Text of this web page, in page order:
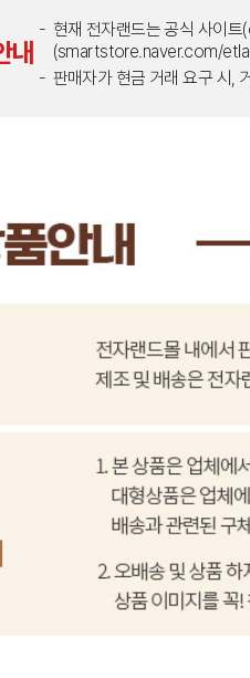
내
현재 전자랜드는 공식 사이
(smartstore.naver.com/
판매자가 현금 거래 요구 시,